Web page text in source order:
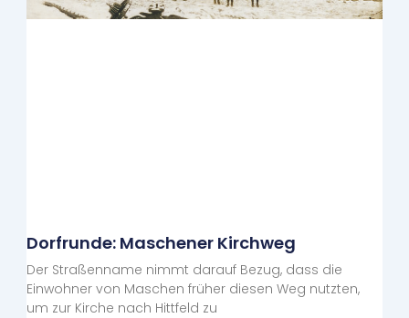
Dorfrunde: Maschener Kirchweg
Der Straßenname nimmt darauf Bezug, dass die
Einwohner von Maschen früher diesen Weg nutzten,
um zur Kirche nach Hittfeld zu